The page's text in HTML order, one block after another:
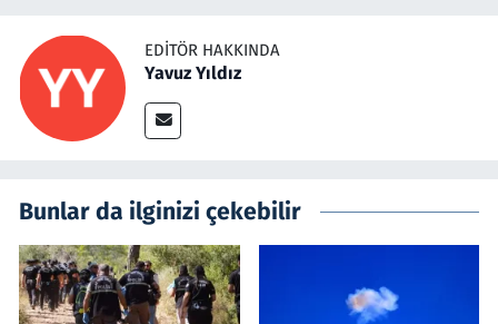
EDITÖR HAKKINDA
Yavuz Yıldız
Bunlar da ilginizi çekebilir